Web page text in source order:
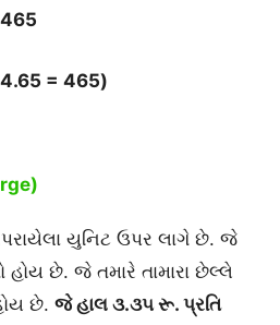
4.65 = 465)
યુનિટ ઉપર લાગે છે. જે
હોય છે. જે તમારે તામારા છેલ્લે
છે. જે હાલ ૩.૩૫ રૂ. પ્રતિ